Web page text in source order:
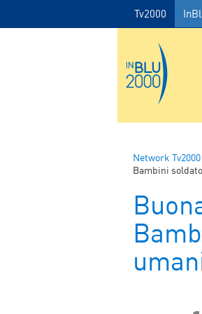
Tv2000
Network Tv2000
Bambini